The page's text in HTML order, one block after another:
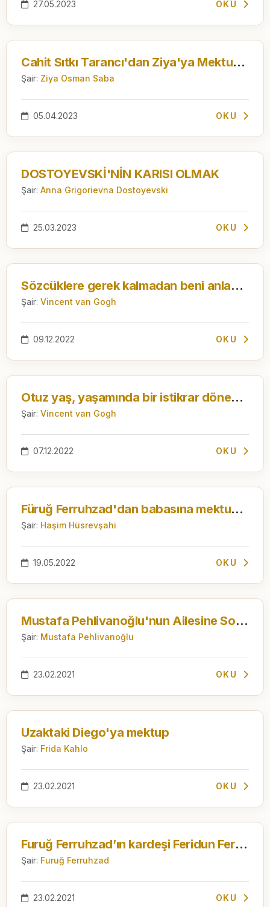
27.05.2023 OKU
Cahit Sıtkı Tarancı'dan Ziya'ya Mektuplar
Şair: Ziya Osman Saba
05.04.2023 OKU
DOSTOYEVSKİ'NİN KARISI OLMAK
Şair: Anna Grigorievna Dostoyevski
25.03.2023 OKU
Sözcüklere gerek kalmadan beni anlayacaklarını sandım
Şair: Vincent van Gogh
09.12.2022 OKU
Otuz yaş, yaşamında bir istikrar döneminin tam başladığı yaştır
Şair: Vincent van Gogh
07.12.2022 OKU
Füruğ Ferruhzad'dan babasına mektup: Mezarında yatan biri gibi yalnızım
Şair: Haşim Hüsrevşahi
19.05.2022 OKU
Mustafa Pehlivanoğlu'nun Ailesine Son Mektubu
Şair: Mustafa Pehlivanoğlu
23.02.2021 OKU
Uzaktaki Diego'ya mektup
Şair: Frida Kahlo
23.02.2021 OKU
Furuğ Ferruhzad’ın kardeşi Feridun Ferruhzad’a yazdığı son mektuplardan:
Şair: Furuğ Ferruhzad
23.02.2021 OKU